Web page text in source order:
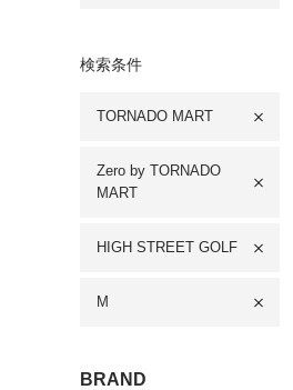
検索条件
TORNADO MART
Zero by TORNADO
MART
HIGH STREET GOLF
M
BRAND